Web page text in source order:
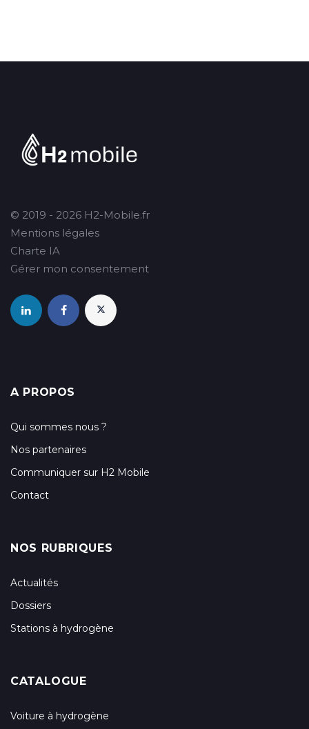
© 2019 - 2026 H2-Mobile.fr
Mentions légales
Charte IA
Gérer mon consentement
A PROPOS
Qui sommes nous ?
Nos partenaires
Communiquer sur H2 Mobile
Contact
NOS RUBRIQUES
Actualités
Dossiers
Stations à hydrogène
CATALOGUE
Voiture à hydrogène